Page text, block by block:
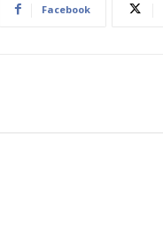
Facebook